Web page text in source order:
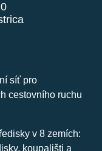
síť pro
cestovního ruchu
v 8 zemích:
koupališti a